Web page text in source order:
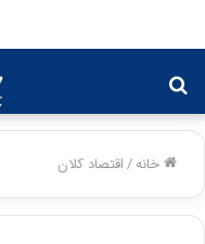
برای
خانه/اقتصاد کلان